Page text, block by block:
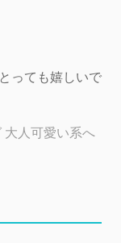
っても嬉しいで